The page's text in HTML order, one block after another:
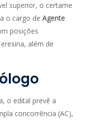
superior, o certame
o cargo de Agente
posições
além de
o edital prevê a
concorrência (AC),